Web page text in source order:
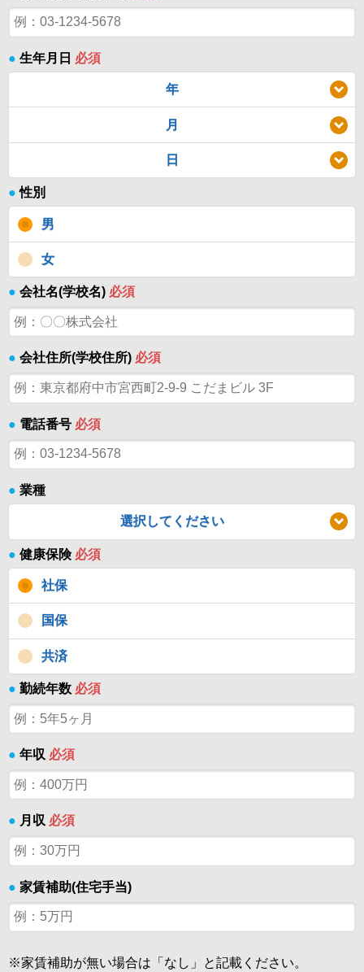
● 生年月日 必須
年
月
日
● 性別
男
女
● 会社名(学校名) 必須
● 会社住所(学校住所) 必須
● 電話番号 必須
● 業種
選択してください
● 健康保険 必須
社保
国保
共済
● 勤続年数 必須
● 年収 必須
● 月収 必須
● 家賃補助(住宅手当)
※家賃補助が無い場合は「なし」と記載ください。